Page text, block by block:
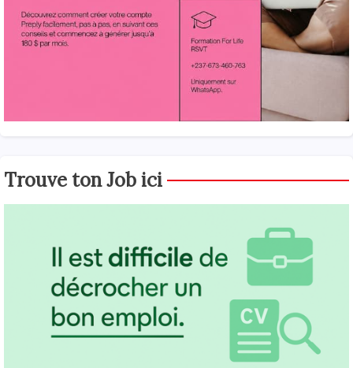
Trouve ton Job ici